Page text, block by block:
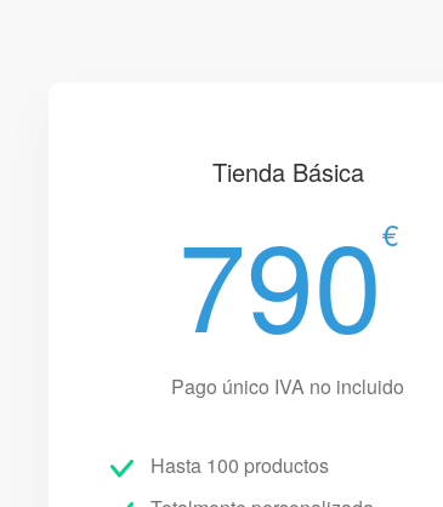
Tienda Básica
790€
Pago único IVA no incluido
Hasta 100 productos